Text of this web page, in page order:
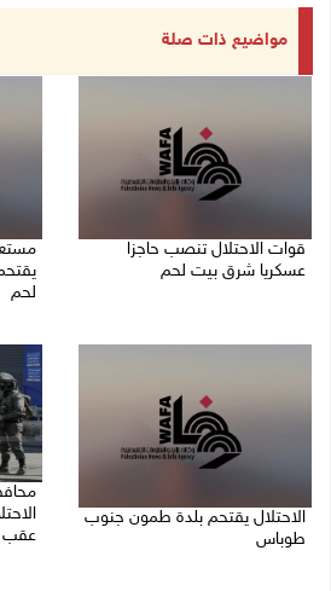
مواضيع ذات صلة
قوات الاحتلال تنصب حاجزا
عسكريا شرق بيت لحم
لحم
الاحتلال يقتحم بلدة طمون جنوب
طوباس
عقب